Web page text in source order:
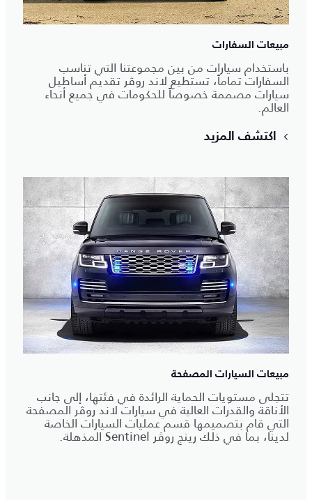
مبيعات السفارات
باستخدام سيارات من بين مجموعتنا التي تناسب
السفارات تماماً، تستطيع لاند روڤر تقديم أساطيل
سيارات مصممة خصوصاً للحكومات في جميع أنحاء
العالم.
اكتشف المزيد
مبيعات السيارات المصفحة
تتجلى مستويات الحماية الرائدة في فئتها، إلى جانب
الأناقة والقدرات العالية في سيارات لاند روڤر المصفحة
التي قام بتصميمها قسم عمليات السيارات الخاصة
لدينا، بما في ذلك رينج روڤر Sentinel المذهلة.